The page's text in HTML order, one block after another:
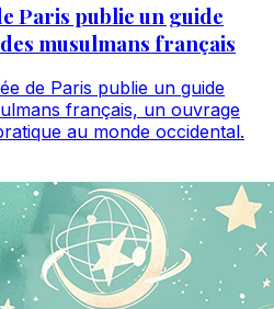
Paris publie un guide
musulmans français
de Paris publie un guide
français, un ouvrage
au monde occidental.